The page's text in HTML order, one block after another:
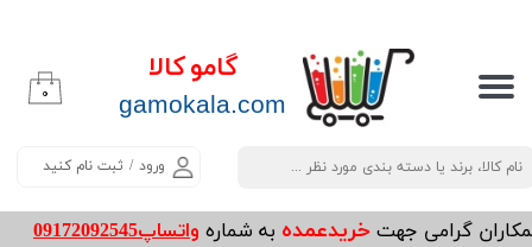
گامو کالا
​​​​​​gamokala.com
ورود / ثبت نام کنید
حساب کاربری من
تغییر گذر واژه
سفارشات
خروج از حساب کاربری
۰
گرامی جهت خریدعمده به شماره واتساپ09172092545